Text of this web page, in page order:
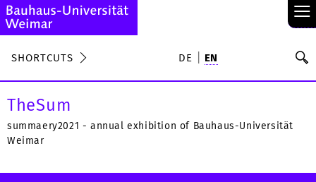
≡
SHORTCUTS DE EN
TheSum
summaery2021 - annual exhibition of Bauhaus-Universität
Weimar